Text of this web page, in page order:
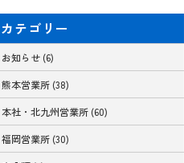
カテゴリー
お知らせ (6)
熊本営業所 (38)
本社・北九州営業所 (60)
福岡営業所 (30)